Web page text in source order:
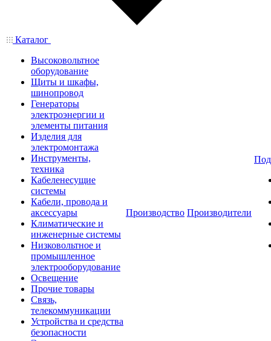
Каталог
Высоковольтное
оборудование
Щиты и шкафы,
шинопровод
Генераторы
электроэнергии и
элементы питания
Изделия для
электромонтажа
Инструменты,
техника
Кабеленесущие
системы
Кабели, провода и
аксессуары
Климатические и
инженерные системы
Низковольтное и
промышленное
электрооборудование
Освещение
Прочие товары
Связь,
телекоммуникации
Устройства и средства
безопасности
Производство Производители